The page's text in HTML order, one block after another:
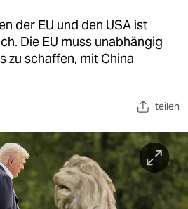
der EU und den USA ist
Die EU muss unabhängig
zu schaffen, mit China
teilen